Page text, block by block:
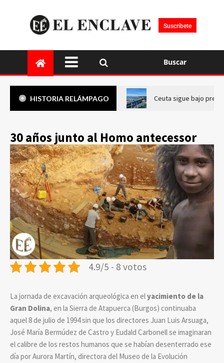
Suscríbete
Buscar
HISTORIA RELÁMPAGO Ceuta sigue bajo
30 años junto al Homo antecessor
4.9/5 - 8 votos
La jornada de excavación arqueológica en elyacimiento de la
Gran Dolina, en la Sierra de Atapuerca (Burgos) continuaba
aquel 8 de julio de 1994 sin que los directores Juan Luis Arsuaga,
José María Bermúdez de Castro y Eudald Carbonell se imaginaran
el calibre de los restos humanos que se habían desenterrado ese
día por Aurora Martín, directora del Museo de la Evolución